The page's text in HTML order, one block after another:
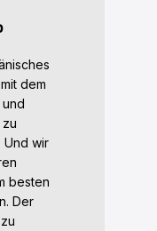
dem
Und wir
besten
Der